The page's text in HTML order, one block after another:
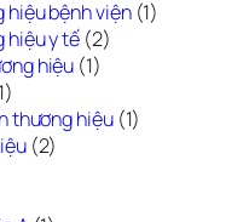
hiệu bệnh viện(1)
hiệu y tế (2)
hiệu (1)
thương hiệu(1)
(2)